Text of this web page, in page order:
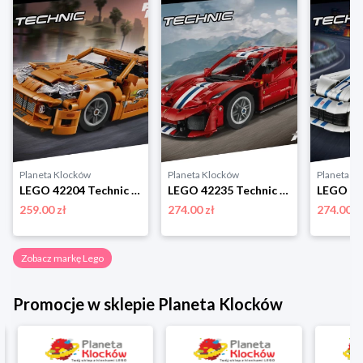
Planeta Klocków
LEGO 42204 Technic Fast and Furious Toyota Supra MK4 Lego
259.00 zł
Planeta Klocków
LEGO 42235 Technic Samochód Ferrari 488 Pista Lego
274.00 zł
Planeta
274.00 zł
Zobacz markę Lego
Promocje w sklepie Planeta Klocków